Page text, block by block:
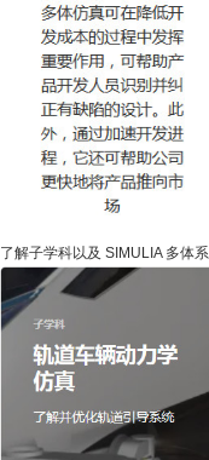
了解子学科以及 SIMULIA 多体